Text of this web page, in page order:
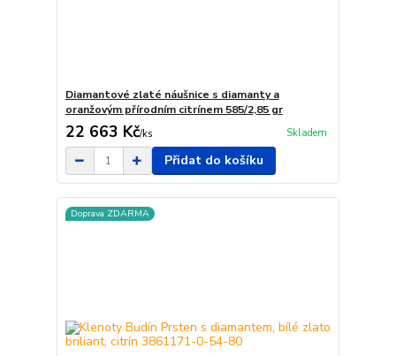
Diamantové zlaté náušnice s diamanty a
oranžovým přírodním citrínem 585/2,85 gr
22 663 Kč/ks Skladem
Přidat do košíku
Doprava ZDARMA